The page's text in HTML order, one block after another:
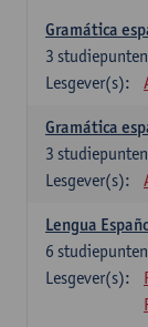
Gramática
3 studiepunten
Lesgever(s):
Gramática
3 studiepunten
Lesgever(s):
Lengua
6 studiepunten
Lesgever(s):